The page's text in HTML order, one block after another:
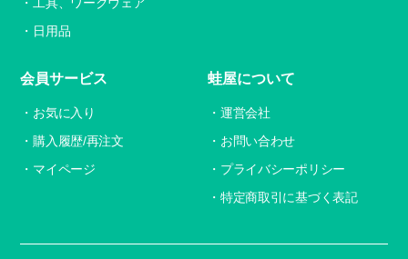
日用品
会員サービス
お気に入り
購入履歴/再注文
マイページ
蛙屋について
運営会社
お問い合わせ
プライバシーポリシー
特定商取引に基づく表記